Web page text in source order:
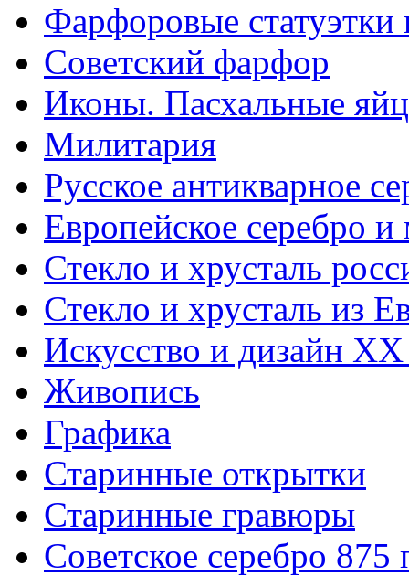
Фарфоровые
Советский фарфор
Иконы. Пасхальные
Милитария
Русское антикварное
Европейское серебро
Стекло и хрусталь
Стекло и хрусталь из
Искусство и дизайн XX
Живопись
Графика
Старинные открытки
Старинные гравюры
Советское серебро